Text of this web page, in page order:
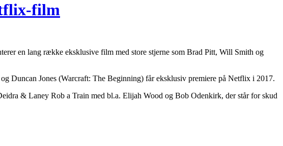
film
en lang række eksklusive film med store stjerne som Brad Pitt, Will Smith og
Duncan Jones (Warcraft: The Beginning) får eksklusiv premiere på Netflix i 2017.
& Laney Rob a Train med bl.a. Elijah Wood og Bob Odenkirk, der står for skud